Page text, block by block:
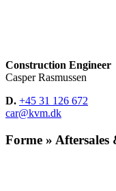
Construction Engineer
Casper Rasmussen
D. +45 31 126 672
car@kvm.dk
Forme » Aftersales